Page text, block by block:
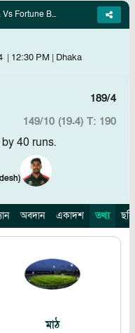
Durdanto Dhaka Vs Fortune Barishal, 28th Match
| 12:30 PM | Dhaka
189/4
149/10 (19.4) T: 190
40 runs.
)
অবদান একাদশ তথ্য
মাঠ